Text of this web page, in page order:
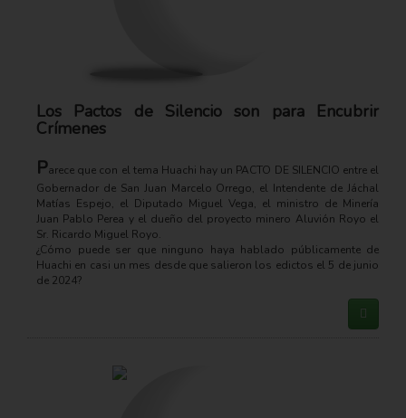
Los Pactos de Silencio son para Encubrir
Crímenes
Parece que con el tema Huachi hay un PACTO DE SILENCIO entre el
Gobernador de San Juan Marcelo Orrego, el Intendente de Jáchal
Matías Espejo, el Diputado Miguel Vega, el ministro de Minería
Juan Pablo Perea y el dueño del proyecto minero Aluvión Royo el
Sr. Ricardo Miguel Royo.
¿Cómo puede ser que ninguno haya hablado públicamente de
Huachi en casi un mes desde que salieron los edictos el 5 de junio
de 2024?